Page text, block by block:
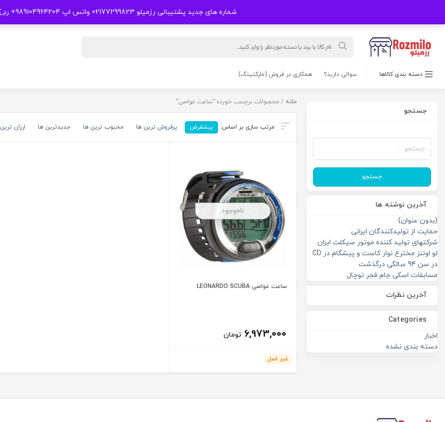
شماره های جدید پشتیبانی رزمیلو 02177299823 واتس اپ 989104964204+ رد
search
دسته بندی کالاها سوالی دارید؟ همکاری در فروش (مارکتینگ)
جستجو
جستجو
آخرین نوشته ها
(بدون عنوان)
حمایت از تولیدکنندگان ایرانی
شرکتهای تولید کننده موتور سیکلت ایران
لو اوتنز مخترع نوار کاست و پیشگام در CD
در سن 94 سالگی درگذشت
مسابقات اسکی جام فجر توچال
آخرین نظرات
Categories
اخبار
دسته بندی نشده
خانه / محصولات برچسب خورده “ساعت غواصی”
پیشفرض پرفروش ترین ها محبوب ترین ها جدیدترین ها ارزان
ناموجود
ساعت غواصی LEONARDO SCUBA
6,973,000 تومان
غیر اصل